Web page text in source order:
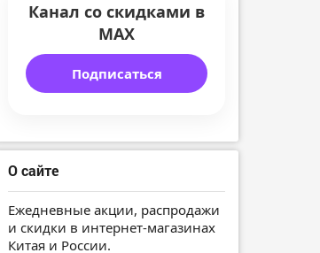
Канал со скидками в
MAX
Подписаться
О сайте
Ежедневные акции, распродажи
и скидки в интернет-магазинах
Китая и России.